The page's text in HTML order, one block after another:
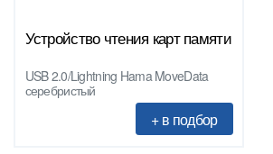
Устройство чтения карт памяти
USB 2.0/Lightning Hama MoveData
серебристый